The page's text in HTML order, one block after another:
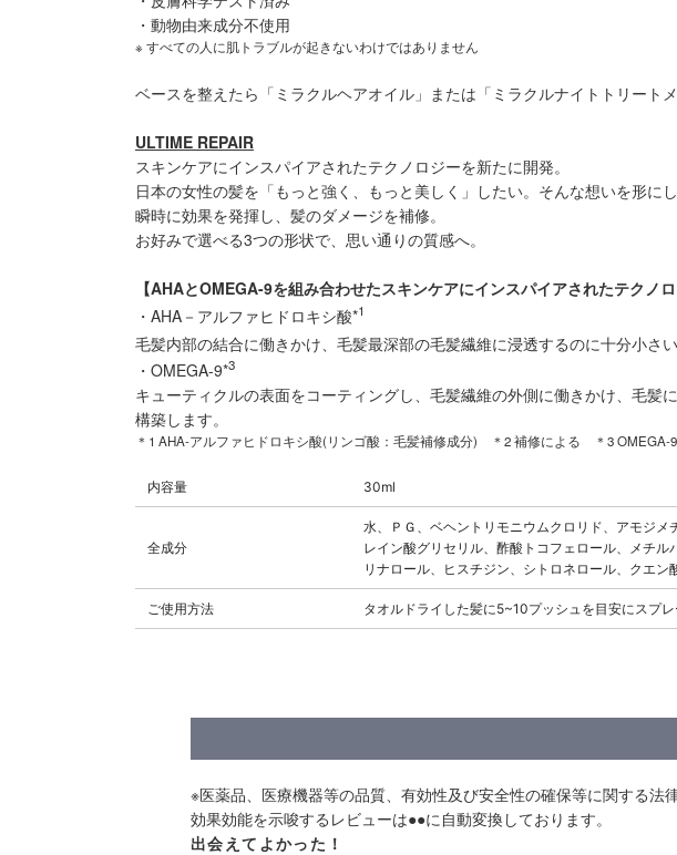
・動物由来成分不使用
※ すべての人に肌トラブルが起きないわけではありません
ベースを整えたら「ミラクルヘアオイル」または「ミラクルナイトトリート
ULTIME REPAIR
スキンケアにインスパイアされたテクノロジーを新たに開発。
日本の女性の髪を「もっと強く、もっと美しく」したい。そんな想いを形に
瞬時に効果を発揮し、髪のダメージを補修。
お好みで選べる3つの形状で、思い通りの質感へ。
【AHAとOMEGA-9を組み合わせたスキンケアにインスパイアされたテクノロ
・AHA－アルファヒドロキシ酸*1
毛髪内部の結合に働きかけ、毛髪最深部の毛髪繊維に浸透するのに十分小さ
・OMEGA-9*3
キューティクルの表面をコーティングし、毛髪繊維の外側に働きかけ、毛
構築します。
＊1 AHA-アルファヒドロキシ酸(リンゴ酸：毛髪補修成分) ＊2 補修による ＊3 OMEGA-
内容量 30ml
全成分
水、ＰＧ、ベヘントリモニウムクロリド、アモジ
レイン酸グリセリル、酢酸トコフェロール、メチ
リナロール、ヒスチジン、シトロネロール、クエ
ご使用方法 タオルドライした髪に5~10プッシュを目安にスプ
※医薬品、医療機器等の品質、有効性及び安全性の確保等に関する法
効果効能を示唆するレビューは●●に自動変換しております。
出会えてよかった！